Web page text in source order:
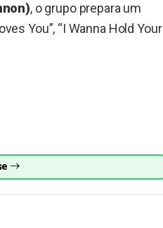
, o grupo prepara um
You”, “I Wanna Hold Your